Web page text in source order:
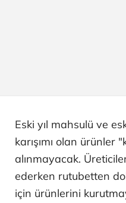
Eski yıl mahsulü ve
karışımı olan ürünler
alınmayacak.
ederken rutubetten
için ürünlerini